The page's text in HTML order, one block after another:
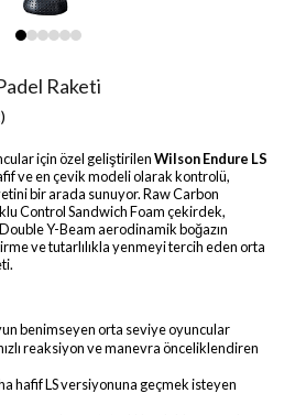
Raketi
için özel geliştirilenWilson Endure LS
ve en çevik modeli olarak kontrolü,
bir arada sunuyor. Raw Carbon
Control Sandwich Foam çekirdek,
Y-Beam aerodinamik boğazın
ve tutarlılıkla yenmeyi tercih eden orta
benimseyen orta seviye oyuncular
reaksiyon ve manevra önceliklendiren
hafif LS versiyonuna geçmek isteyen